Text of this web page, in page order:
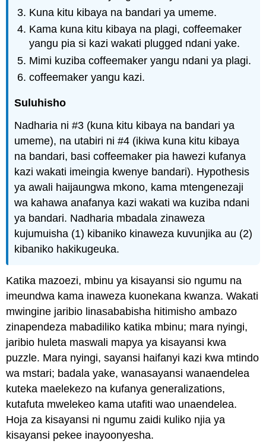
Kuna kitu kibaya na bandari ya umeme.
Kama kuna kitu kibaya na plagi, coffeemaker
yangu pia si kazi wakati plugged ndani yake.
Mimi kuziba coffeemaker yangu ndani ya plagi.
coffeemaker yangu kazi.
Suluhisho
Nadharia ni #3 (kuna kitu kibaya na bandari ya
umeme), na utabiri ni #4 (ikiwa kuna kitu kibaya
na bandari, basi coffeemaker pia hawezi kufanya
kazi wakati imeingia kwenye bandari). Hypothesis
ya awali haijaungwa mkono, kama mtengenezaji
wa kahawa anafanya kazi wakati wa kuziba ndani
ya bandari. Nadharia mbadala zinaweza
kujumuisha (1) kibaniko kinaweza kuvunjika au (2)
kibaniko hakikugeuka.
Katika mazoezi, mbinu ya kisayansi sio ngumu na
imeundwa kama inaweza kuonekana kwanza. Wakati
mwingine jaribio linasababisha hitimisho ambazo
zinapendeza mabadiliko katika mbinu; mara nyingi,
jaribio huleta maswali mapya ya kisayansi kwa
puzzle. Mara nyingi, sayansi haifanyi kazi kwa mtindo
wa mstari; badala yake, wanasayansi wanaendelea
kuteka maelekezo na kufanya generalizations,
kutafuta mwelekeo kama utafiti wao unaendelea.
Hoja za kisayansi ni ngumu zaidi kuliko njia ya
kisayansi pekee inayoonyesha.